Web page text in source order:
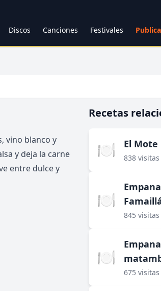
Discos Canciones Festivales
vino blanco y
y deja la carne
entre dulce y
Recetas
🍽️ El Mote
838 visitas
🍽️
845 visitas
🍽️
675 visitas